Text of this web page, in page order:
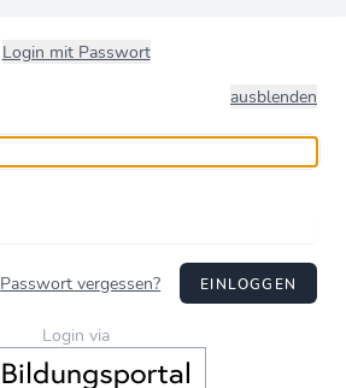
Login mit Passwort
ausblenden
Passwort vergessen? EINLOGGEN
Login via